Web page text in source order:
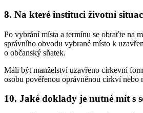
8. Na které instituci životní
Po vybrání místa a termínu se obraťte na
správního obvodu vybrané místo k
o občanský sňatek.
Máli být manželství uzavřeno církevní
osobu pověřenou oprávněnou církví nebo
10. Jaké doklady je nutné mít s